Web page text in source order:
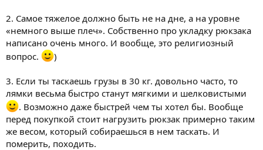
2. Самое тяжелое должно быть не на дне, а на уровне
«немного выше плеч». Собственно про укладку рюкзака
написано очень много. И вообще, это религиозный
вопрос.
)
3. Если ты таскаешь грузы в 30 кг. довольно часто, то
лямки весьма быстро станут мягкими и шелковистыми
. Возможно даже быстрей чем ты хотел бы. Вообще
перед покупкой стоит нагрузить рюкзак примерно таким
же весом, который собираешься в нем таскать. И
померить, походить.